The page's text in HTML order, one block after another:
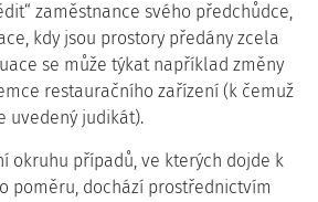
zaměstnance svého předchůdce,
kdy jsou prostory předány zcela
se může týkat například změny
restauračního zařízení (k čemuž
uvedený judikát).
okruhu případů, ve kterých dojde k
poměru, dochází prostřednictvím